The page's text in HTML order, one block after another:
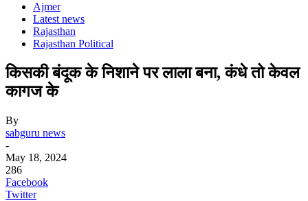
Ajmer
Latest news
Rajasthan
Rajasthan Political
किसकी बंदूक के निशाने पर लाला बना, कंधे तो केवल
कागज के
By
sabguru news
-
May 18, 2024
286
Facebook
Twitter